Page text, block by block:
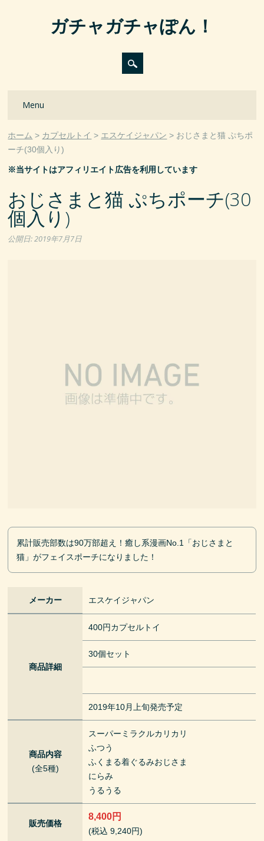
ガチャガチャぽん！
Main menu
Menu
ホーム カプセルトイ エスケイジャパン
おじさまと猫 ぷちポ
ーチ(30個入り)
※当サイトはアフィリエイト広告を利用しています
おじさまと猫 ぷちポーチ(30
個入り)
公開日:2019年7月7日
累計販売部数は90万部超え！癒し系漫画No.1「おじさまと
猫」がフェイスポーチになりました！
メーカー エスケイジャパン
商品詳細
400円カプセルトイ
30個セット
2019年10月上旬発売予定
商品内容
(全5種)
スーパーミラクルカリカリ
ふつう
ふくまる着ぐるみおじさま
にらみ
うるうる
販売価格
8,400円
(税込 9,240円)